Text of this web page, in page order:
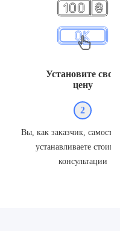
Установите свою
цену
2
Вы, как заказчик,
устанавливаете
консультации